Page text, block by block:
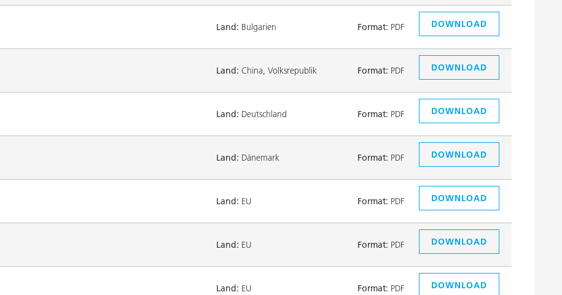
Land: Bulgarien Format: PDF DOWNLOAD
Land: China, Volksrepublik Format: PDF DOWNLOAD
Land: Deutschland Format: PDF DOWNLOAD
Land: Dänemark Format: PDF DOWNLOAD
Land: EU Format: PDF DOWNLOAD
Land: EU Format: PDF DOWNLOAD
Land: EU Format: PDF DOWNLOAD